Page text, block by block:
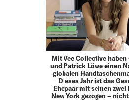
Mit Vee Collective haben
und Patrick Löwe einen
globalen
Dieses Jahr ist das
Ehepaar mit seinen zwei
New York gezogen –